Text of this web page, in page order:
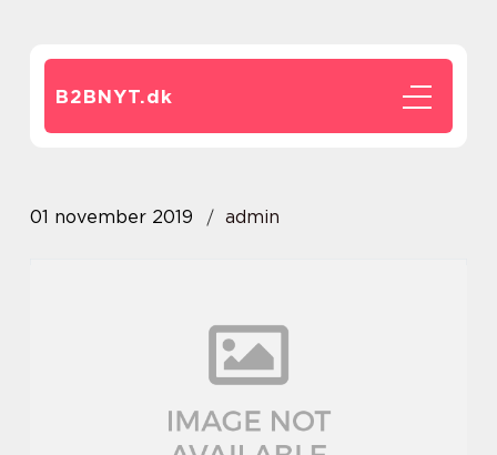
B2BNYT.dk
01 november 2019 admin